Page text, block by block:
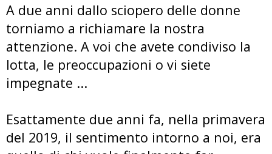
A due anni dallo sciopero delle donne
torniamo a richiamare la nostra
attenzione. A voi che avete condiviso la
lotta, le preoccupazioni o vi siete
impegnate ...
Esattamente due anni fa, nella primavera
del 2019, il sentimento intorno a noi, era